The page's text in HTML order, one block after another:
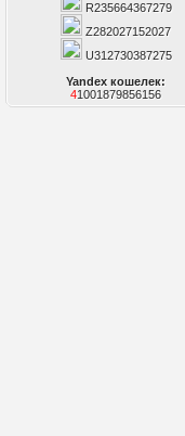
R235664367279
Z282027152027
U312730387275
Yandex кошелек:
41001879856156